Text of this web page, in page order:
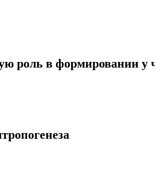
роль в формировании у